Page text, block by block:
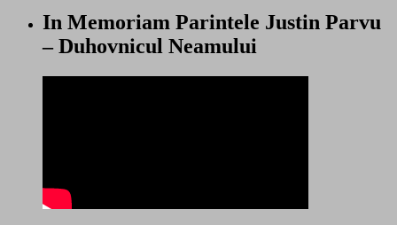
In Memoriam Parintele Justin Parvu
– Duhovnicul Neamului